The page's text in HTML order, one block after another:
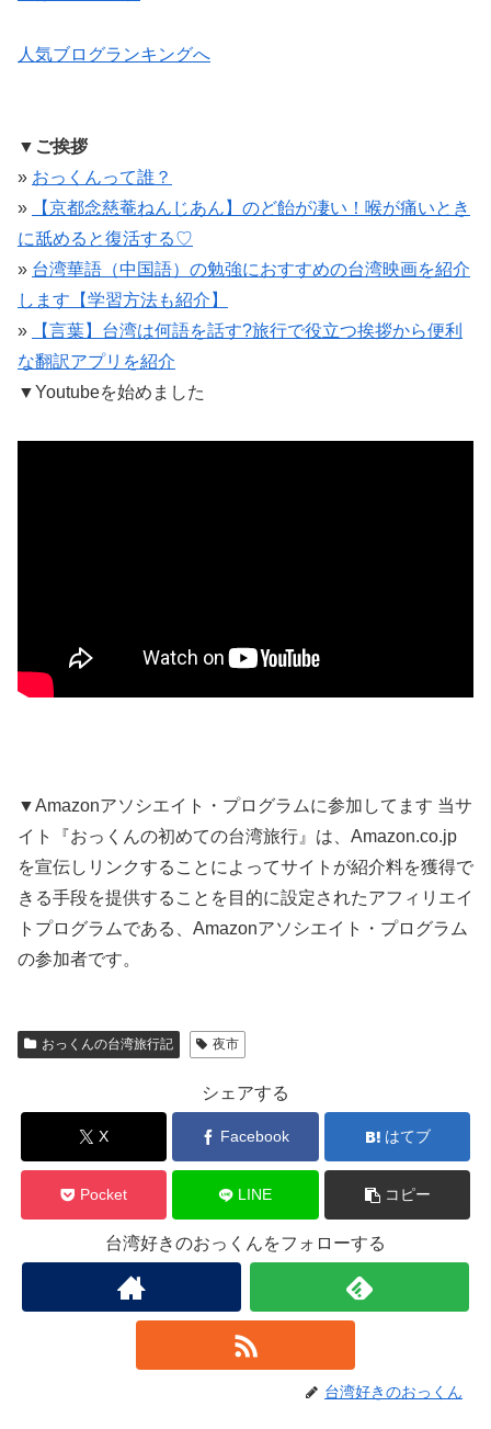
人気ブログランキングへ
▼ご挨拶
» おっくんって誰？
»
【京都念慈菴ねんじあん】のど飴が凄い！喉が痛いとき
に舐めると復活する♡
» 台湾華語（中国語）の勉強におすすめの台湾映画を紹介
します【学習方法も紹介】
»
【言葉】台湾は何語を話す?旅行で役立つ挨拶から便利
な翻訳アプリを紹介
▼ Youtubeを始めました
▼Amazonアソシエイト・プログラムに参加してます 当サ
イト『おっくんの初めての台湾旅行』は、Amazon.co.jp
を宣伝しリンクすることによってサイトが紹介料を獲得で
きる手段を提供することを目的に設定されたアフィリエイ
トプログラムである、Amazonアソシエイト・プログラム
の参加者です。
おっくんの台湾旅行記 夜市
シェアする
X Facebook はてブ
Pocket LINE コピー
台湾好きのおっくんをフォローする
台湾好きのおっくん